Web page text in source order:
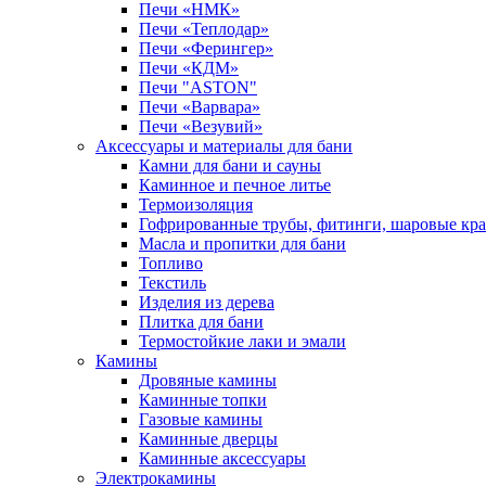
Печи «НМК»
Печи «Теплодар»
Печи «Ферингер»
Печи «КДМ»
Печи "ASTON"
Печи «Варвара»
Печи «Везувий»
Аксессуары и материалы для бани
Камни для бани и сауны
Каминное и печное литье
Термоизоляция
Гофрированные трубы, фитинги, шаровые
Масла и пропитки для бани
Топливо
Текстиль
Изделия из дерева
Плитка для бани
Термостойкие лаки и эмали
Камины
Дровяные камины
Каминные топки
Газовые камины
Каминные дверцы
Каминные аксессуары
Электрокамины